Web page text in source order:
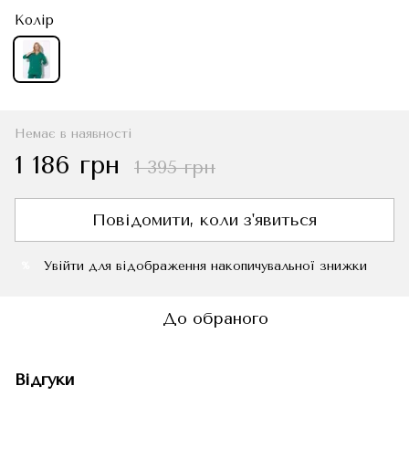
Колір
Немає в наявності
1 186 грн 1 395 грн
Повідомити, коли з'явиться
Увійти для відображення накопичувальної знижки
До обраного
Відгуки